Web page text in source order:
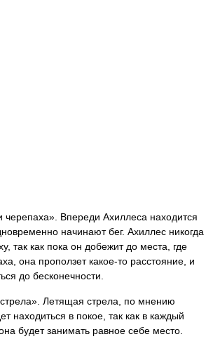
черепаха». Впереди Ахиллеса находится
начинают бег. Ахиллес никогда
так как пока он добежит до места, где
она проползет какое-то расстояние, и
до бесконечности.
Летящая стрела, по мнению
находиться в покое, так как в каждый
будет занимать равное себе место.